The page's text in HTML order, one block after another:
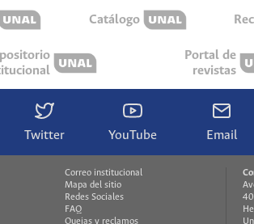
Catálogo
Portal de
revistas
Twitter YouTube Email
Correo institucional
Mapa del sitio
Redes Sociales
FAQ
Quejas y reclamos